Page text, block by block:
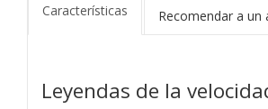
Características Recomendar a un
Leyendas de la